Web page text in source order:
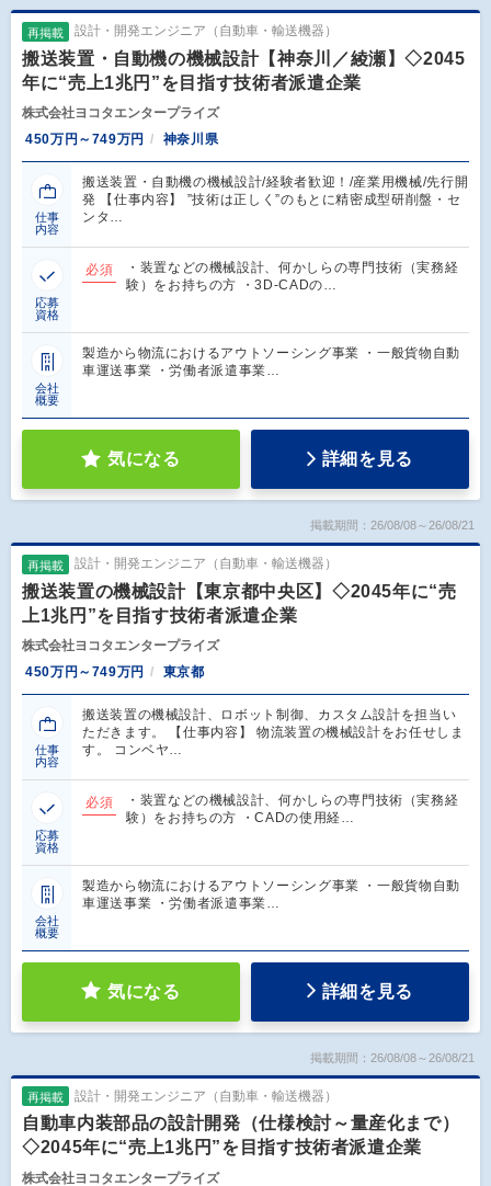
再掲載 設計・開発エンジニア（自動車・輸送機器）
搬送装置・自動機の機械設計【神奈川／綾瀬】◇2045
年に“売上1兆円”を目指す技術者派遣企業
株式会社ヨコタエンタープライズ
450万円～749万円
神奈川県
仕事
内容
搬送装置・自動機の機械設計/経験者歓迎！/産業用機械/先行開
発 【仕事内容】 ”技術は正しく”のもとに精密成型研削盤・セ
ンタ…
応募
資格
必須
・装置などの機械設計、何かしらの専門技術（実務経
験）をお持ちの方 ・3D-CADの…
会社
概要
製造から物流におけるアウトソーシング事業 ・一般貨物自動
車運送事業 ・労働者派遣事業…
気になる 詳細を見る
掲載期間：26/08/08～26/08/21
再掲載 設計・開発エンジニア（自動車・輸送機器）
搬送装置の機械設計【東京都中央区】◇2045年に“売
上1兆円”を目指す技術者派遣企業
株式会社ヨコタエンタープライズ
450万円～749万円
東京都
仕事
内容
搬送装置の機械設計、ロボット制御、カスタム設計を担当い
ただきます。 【仕事内容】 物流装置の機械設計をお任せしま
す。 コンベヤ…
応募
資格
必須
・装置などの機械設計、何かしらの専門技術（実務経
験）をお持ちの方 ・CADの使用経…
会社
概要
製造から物流におけるアウトソーシング事業 ・一般貨物自動
車運送事業 ・労働者派遣事業…
気になる 詳細を見る
掲載期間：26/08/08～26/08/21
再掲載 設計・開発エンジニア（自動車・輸送機器）
自動車内装部品の設計開発（仕様検討～量産化まで）
◇2045年に“売上1兆円”を目指す技術者派遣企業
株式会社ヨコタエンタープライズ